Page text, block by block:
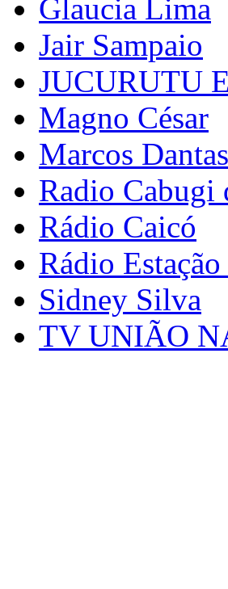
Glaucia Lima
Jair Sampaio
JUCURUTU
Magno César
Marcos Dantas
Radio Cabugi
Rádio Caicó
Rádio
Sidney Silva
TV UNIÃO